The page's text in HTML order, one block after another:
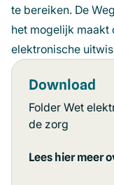
te bereiken. De
het mogelijk
elektronische
Download
Folder Wet
de zorg
Lees hier meer